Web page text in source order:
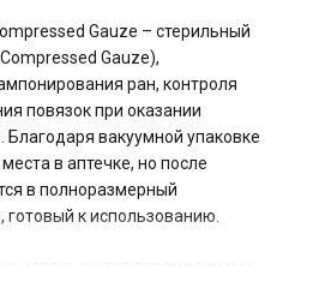
Gauze – стерильный
Gauze),
ран, контроля
повязок при оказании
вакуумной упаковке
в аптечке, но после
в полноразмерный
к использованию.
используется парамедиками,